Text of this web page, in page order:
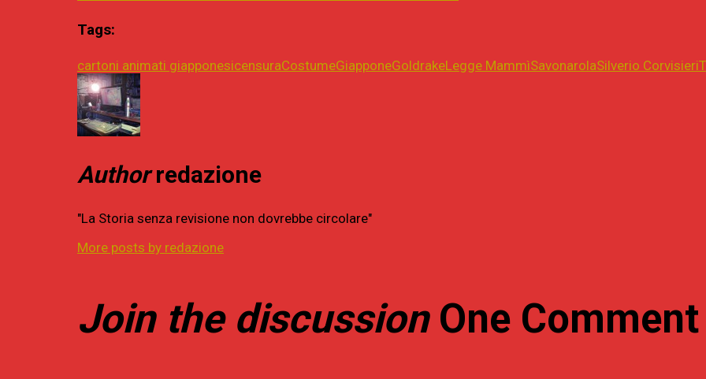
Tags:
cartoni animati giapponesicensuraCostumeGiapponeGoldrakeLegge MammìSavonarolaSilverio Corvisieri
Authorredazione
"La Storia senza revisione non dovrebbe circolare"
More posts by redazione
Join the discussionOne Comment